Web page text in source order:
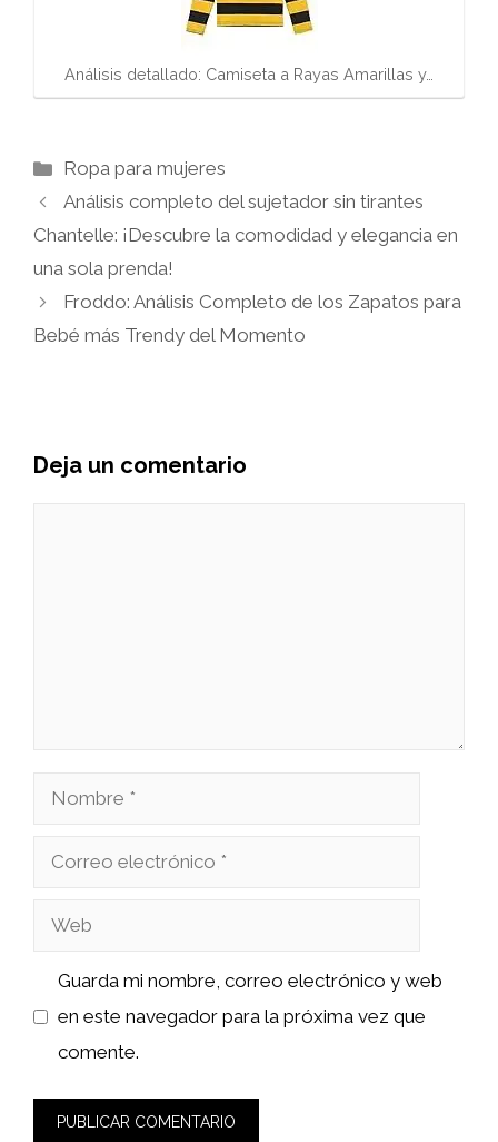
Análisis detallado: Camiseta a Rayas Amarillas y…
Categorías
Ropa para mujeres
Análisis completo del sujetador sin tirantes
Chantelle: ¡Descubre la comodidad y elegancia en
una sola prenda!
Froddo: Análisis Completo de los Zapatos para
Bebé más Trendy del Momento
Deja un comentario
Nombre
Correo
Web
Guarda mi nombre, correo electrónico y web
en este navegador para la próxima vez que
comente.